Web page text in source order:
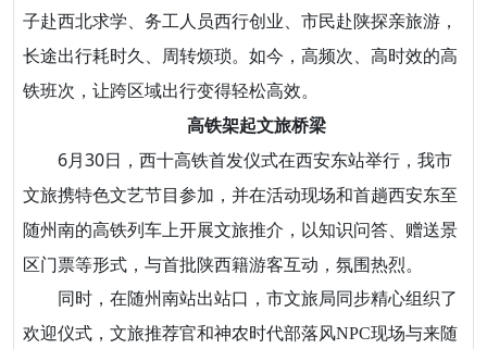
子赴西北求学、务工人员西行创业、市民赴陕探亲旅游，
长途出行耗时久、周转烦琐。如今，高频次、高时效的高
铁班次，让跨区域出行变得轻松高效。
高铁架起文旅桥梁
6月30日，西十高铁首发仪式在西安东站举行，我市
文旅携特色文艺节目参加，并在活动现场和首趟西安东至
随州南的高铁列车上开展文旅推介，以知识问答、赠送景
区门票等形式，与首批陕西籍游客互动，氛围热烈。
同时，在随州南站出站口，市文旅局同步精心组织了
欢迎仪式，文旅推荐官和神农时代部落风NPC现场与来随